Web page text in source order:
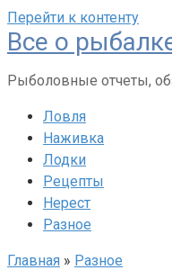
Перейти к контенту
Все о
Рыболовные отчеты,
Ловля
Наживка
Лодки
Рецепты
Нерест
Разное
Главная » Разное